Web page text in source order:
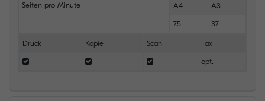
Seiten pro Minute A4 A3
75 37
Druck Kopie Scan Fax
opt.